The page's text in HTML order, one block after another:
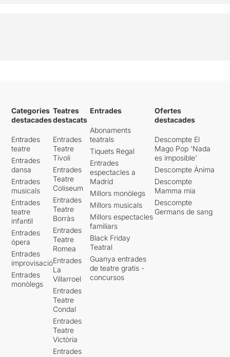
Categories
destacades
Entrades
teatre
Entrades
dansa
Entrades
musicals
Entrades
teatre
infantil
Entrades
òpera
Entrades
improvisació
Entrades
monòlegs
Teatres
destacats
Entrades
Teatre
Tívoli
Entrades
Teatre
Coliseum
Entrades
Teatre
Borràs
Entrades
Teatre
Romea
Entrades
La
Villarroel
Entrades
Teatre
Condal
Entrades
Teatre
Victòria
Entrades
Entrades
Abonaments
teatrals
Tiquets Regal
Entrades
espectacles a
Madrid
Millors monòlegs
Millors musicals
Millors espectacles
familiars
Black Friday
Teatral
Guanya entrades
de teatre gratis -
concursos
Ofertes
destacades
Descompte El
Mago Pop 'Nada
es imposible'
Descompte Ànima
Descompte
Mamma mia
Descompte
Germans de sang